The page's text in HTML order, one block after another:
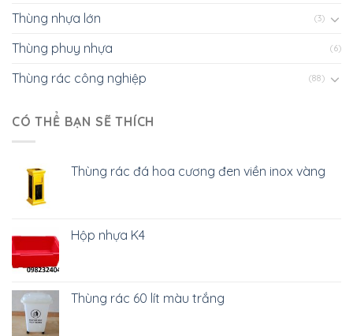
Thùng nhựa lớn (3)
Thùng phuy nhựa (6)
Thùng rác công nghiệp (88)
CÓ THỂ BẠN SẼ THÍCH
Thùng rác đá hoa cương đen viền inox vàng
Hộp nhựa K4
Thùng rác 60 lít màu trắng